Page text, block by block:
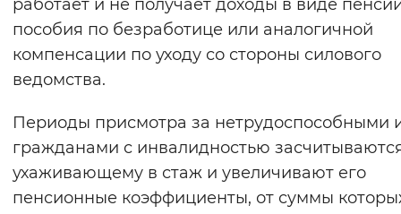
работает и не получает доходы в виде
пособия по безработице или аналогичной
компенсации по уходу со стороны силового
ведомства.
Периоды присмотра за нетрудоспособными
гражданами с инвалидностью
ухаживающему в стаж и увеличивают его
пенсионные коэффициенты, от суммы